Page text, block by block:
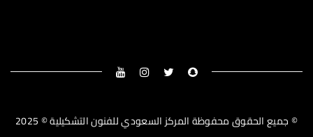
© جميع الحقوق محفوظة المركز السعودي للفنون التشكيلية © 2025